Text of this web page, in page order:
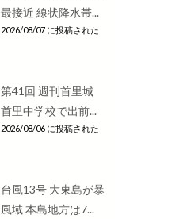
最接近 線状降水帯...
2026/08/07 に投稿された
第41回 週刊首里城
首里中学校で出前...
2026/08/06 に投稿された
台風13号 大東島が暴
風域 本島地方は7...